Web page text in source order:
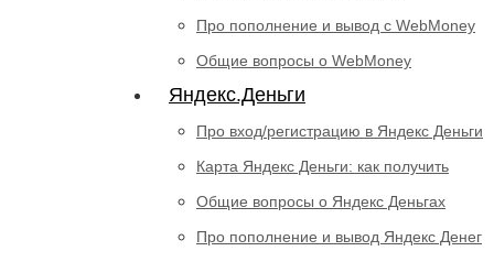
Про пополнение и вывод с WebMoney
Общие вопросы о WebMoney
Яндекс.Деньги
Про вход/регистрацию в Яндекс Деньги
Карта Яндекс Деньги: как получить
Общие вопросы о Яндекс Деньгах
Про пополнение и вывод Яндекс Денег